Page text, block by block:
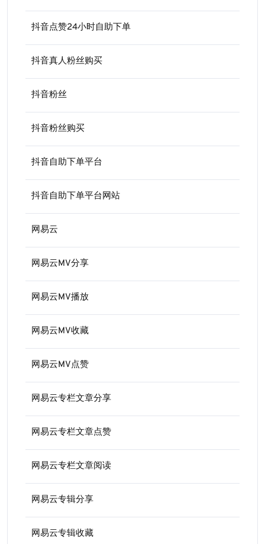
抖音点赞24小时自助下单
抖音真人粉丝购买
抖音粉丝
抖音粉丝购买
抖音自助下单平台
抖音自助下单平台网站
网易云
网易云MV分享
网易云MV播放
网易云MV收藏
网易云MV点赞
网易云专栏文章分享
网易云专栏文章点赞
网易云专栏文章阅读
网易云专辑分享
网易云专辑收藏